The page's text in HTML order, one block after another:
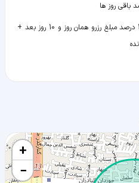
کسر 100 درصد مبلغ رزرو همان روز و 10 روز بعد +
+
−